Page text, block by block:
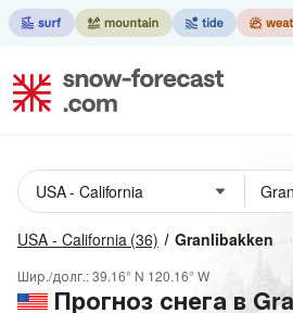
USA - California (36) Granlibakken
Шир./долг.:39.16° N 120.16° W
Прогноз снега в